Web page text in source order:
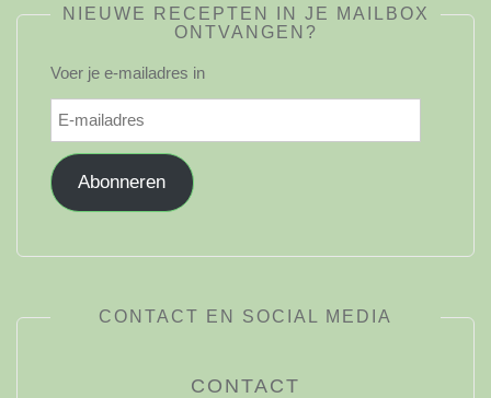
NIEUWE RECEPTEN IN JE MAILBOX
ONTVANGEN?
Voer je e-mailadres in
E-
mailadres
Abonneren
CONTACT EN SOCIAL MEDIA
CONTACT